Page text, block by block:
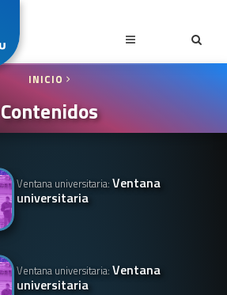
INICIO
Contenidos
Ventana universitaria:Ventana
universitaria
Ventana universitaria:Ventana
universitaria